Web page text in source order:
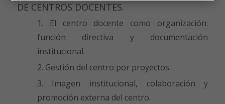
DE CENTROS DOCENTES.
El centro docente como organización:
función directiva y documentación
institucional.
Gestión del centro por proyectos.
Imagen institucional, colaboración y
promoción externa del centro.